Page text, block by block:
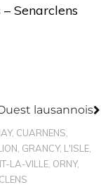
Senarclens
lausannois
, CUARNENS,
, GRANCY, L'ISLE,
LA-VILLE, ORNY,